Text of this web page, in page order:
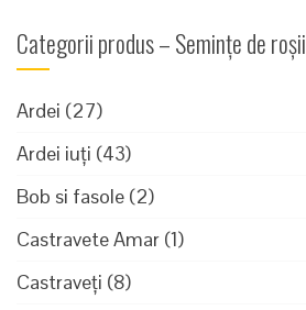
Categorii produs – Semințe de roșii
Ardei (27)
Ardei iuți (43)
Bob si fasole (2)
Castravete Amar (1)
Castraveți (8)